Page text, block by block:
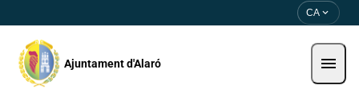
CA expand_more
Ajuntament d'Alaró menu